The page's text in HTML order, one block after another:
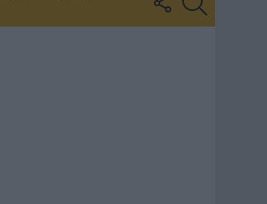
US